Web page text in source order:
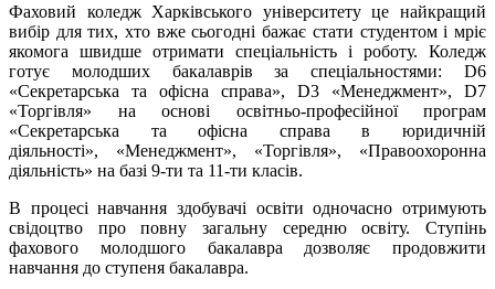
Фаховий коледж Харківського університету це найкращий
вибір для тих, хто вже сьогодні бажає стати студентом і мріє
якомога швидше отримати спеціальність і роботу. Коледж
готує молодших бакалаврів за спеціальностями: D6
«Секретарська та офісна справа», D3 «Менеджмент», D7
«Торгівля» на основі освітньо-професійної програм
«Секретарська та офісна справа в юридичній
діяльності», «Менеджмент», «Торгівля», «Правоохоронна
діяльність» на базі 9-ти та 11-ти класів.
В процесі навчання здобувачі освіти одночасно отримують
свідоцтво про повну загальну середню освіту. Ступінь
фахового молодшого бакалавра дозволяє продовжити
навчання до ступеня бакалавра.